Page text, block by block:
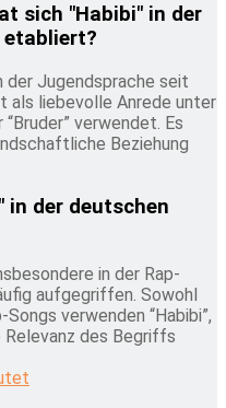
sich "Habibi" in der
etabliert?
der Jugendsprache seit
liebevolle Anrede unter
verwendet. Es
Beziehung
in der deutschen
in der Rap-
aufgegriffen. Sowohl
verwenden “Habibi”,
des Begriffs